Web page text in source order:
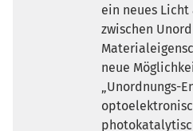
ein neues Licht
zwischen
neue
Unordnungs-